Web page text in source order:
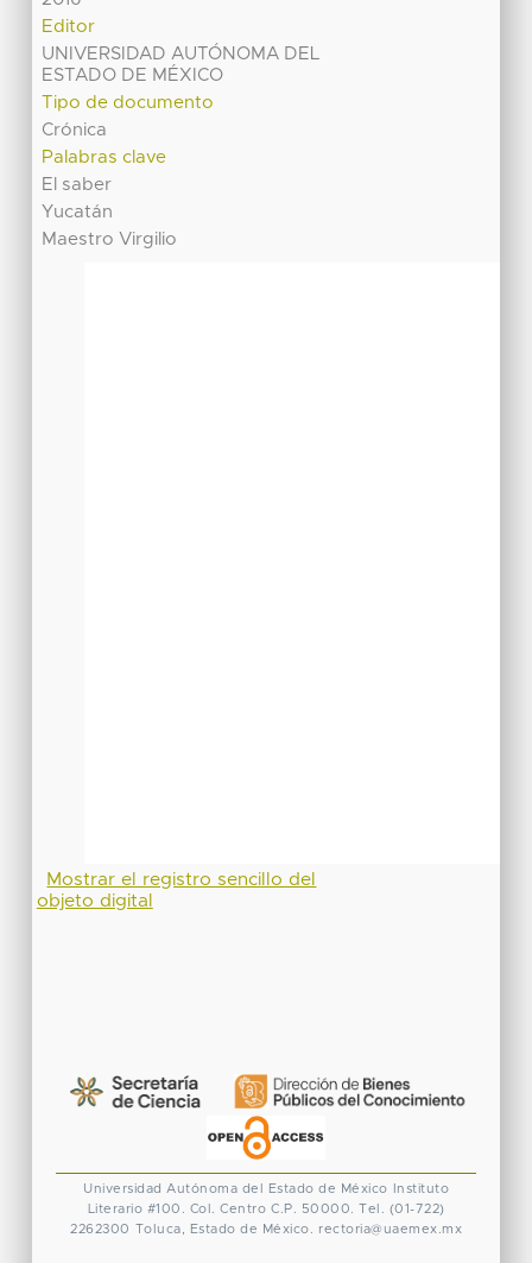
Editor
UNIVERSIDAD AUTÓNOMA DEL
ESTADO DE MÉXICO
Tipo de documento
Crónica
Palabras clave
El saber
Yucatán
Maestro Virgilio
Mostrar el registro sencillo del
objeto digital
Universidad Autónoma del Estado de México
Instituto
Literario #100. Col. Centro C.P. 50000. Tel. (01-722)
2262300
Toluca, Estado de México. rectoria@uaemex.mx